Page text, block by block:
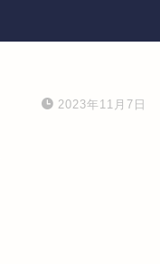
2023年11月7日